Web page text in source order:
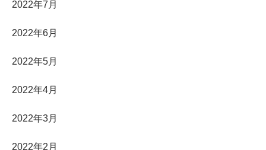
2022年7月
2022年6月
2022年5月
2022年4月
2022年3月
2022年2月